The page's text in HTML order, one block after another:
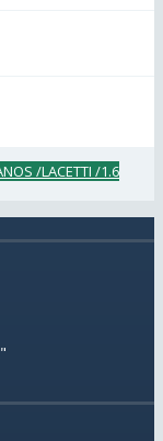
/LACETTI /1.6